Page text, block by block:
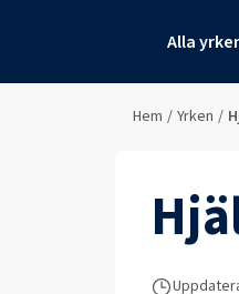
Alla
Hem / Yrken /